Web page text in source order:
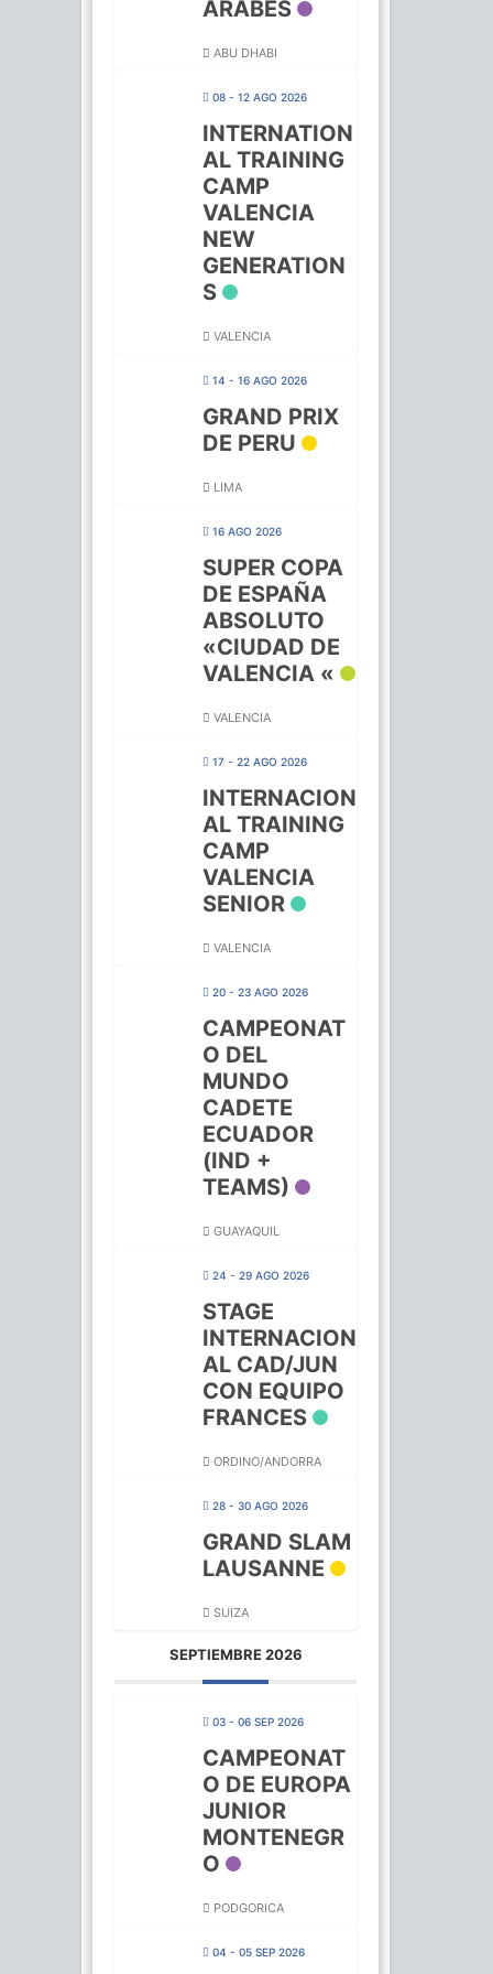
ARABES
ABU DHABI
08 - 12 AGO 2026
INTERNATION
AL TRAINING
CAMP
VALENCIA
NEW
GENERATION
S
VALENCIA
14 - 16 AGO 2026
GRAND PRIX
DE PERU
LIMA
16 AGO 2026
SUPER COPA
DE ESPAÑA
ABSOLUTO
«CIUDAD DE
VALENCIA «
VALENCIA
17 - 22 AGO 2026
INTERNACION
AL TRAINING
CAMP
VALENCIA
SENIOR
VALENCIA
20 - 23 AGO 2026
CAMPEONAT
O DEL
MUNDO
CADETE
ECUADOR
(IND +
TEAMS)
GUAYAQUIL
24 - 29 AGO 2026
STAGE
INTERNACION
AL CAD/JUN
CON EQUIPO
FRANCES
ORDINO/ANDORRA
28 - 30 AGO 2026
GRAND SLAM
LAUSANNE
SUIZA
SEPTIEMBRE 2026
03 - 06 SEP 2026
CAMPEONAT
O DE EUROPA
JUNIOR
MONTENEGR
O
PODGORICA
04 - 05 SEP 2026